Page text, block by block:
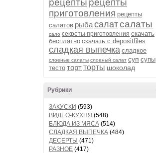
рецепты рецепты
приготовления рецепты
салатов рыбасалатсалаты
сало секреты приготовления скачать
бесплатно скачать с depositfiles
сладкая выпечка сладкое
слоеные салаты слоеный салат суп супы
тесто тортторты шоколад
Рубрики
ЗАКУСКИ (593)
ВИДЕО-КУХНЯ (548)
БЛЮДА ИЗ МЯСА (514)
СЛАДКАЯ ВЫПЕЧКА (484)
ДЕСЕРТЫ (471)
РАЗНОЕ (417)